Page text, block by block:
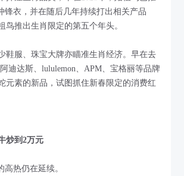
锋衣，并在随后几年持续打出相关产品
推出生肖限定的第五个年头。
鞋服、珠宝大牌亦瞄准生肖经济。早在去
迪达斯、lululemon、APM、宝格丽等品牌
元素的新品，试图抓住新春限定的消费红
炒到2万元
高热仍在延续。